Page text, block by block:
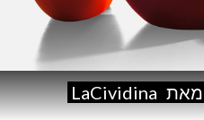
מאת LaCividina